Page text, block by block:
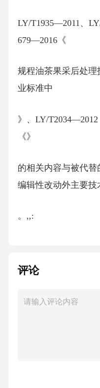
LY/T1935—2011、
679—2016《
规程油茶果采后处
业标准中
》、LY/
《》
的相关内容与被代
编辑性改动外主要技
。,,:
a)、(9);
更改了苗木和油茶
评论